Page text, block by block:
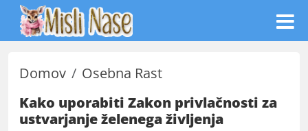
Domov
Osebna Rast
Kako uporabiti Zakon privlačnosti za
ustvarjanje želenega življenja